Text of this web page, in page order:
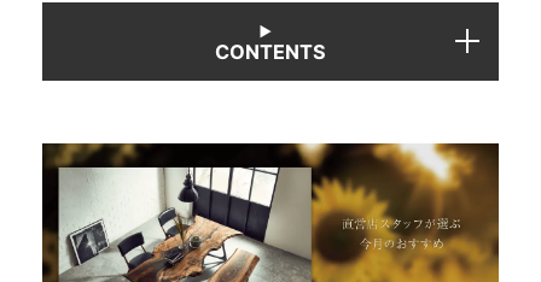
MOKUBA CHANNEL
お問い合わせ
CONTENTS